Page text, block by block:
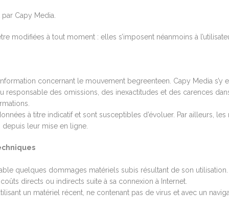
Capy Media.
modifiées à tout moment : elles s’imposent néanmoins à
concernant le mouvement begreenteen. Capy Media
des omissions, des inexactitudes et des carences
à titre indicatif et sont susceptibles d’évoluer. Par ailleurs,
leur mise en ligne.
quelques dommages matériels subis résultant de son
directs ou indirects suite à sa connexion à Internet.
un matériel récent, ne contenant pas de virus et avec un